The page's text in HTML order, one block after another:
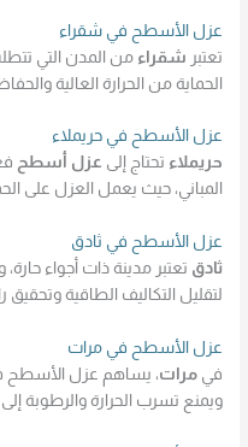
عزل الأسطح في شقراء
تعتبر شقراء من المدن التي
الحماية من الحرارة العالية
عزل الأسطح في حريملاء
حريملاء تحتاج إلى عزل أسطح
المباني، حيث يعمل العزل على
عزل الأسطح في ثادق
ثادق تعتبر مدينة ذات أجواء حارة،
لتقليل التكاليف الطاقية وتحقيق
عزل الأسطح في مرات
فيمرات، يساهم عزل الأسطح في
ويمنع تسرب الحرارة والرطوبة